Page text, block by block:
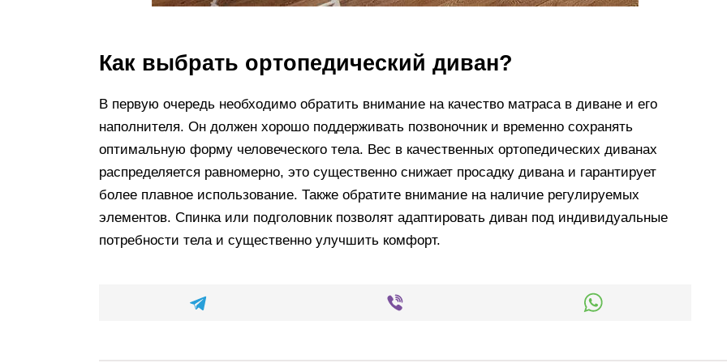
Как выбрать ортопедический диван?
В первую очередь необходимо обратить внимание на качество матраса в диване и его
наполнителя. Он должен хорошо поддерживать позвоночник и временно сохранять
оптимальную форму человеческого тела. Вес в качественных ортопедических диванах
распределяется равномерно, это существенно снижает просадку дивана и гарантирует
более плавное использование. Также обратите внимание на наличие регулируемых
элементов. Спинка или подголовник позволят адаптировать диван под индивидуальные
потребности тела и существенно улучшить комфорт.